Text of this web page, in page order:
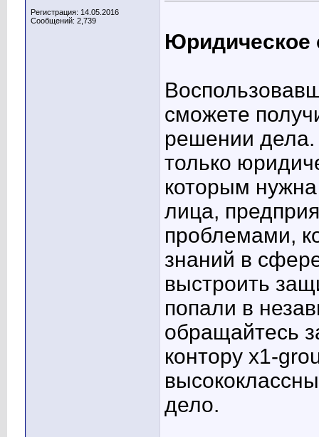
Регистрация: 14.05.2016
Сообщений: 2,739
Юридическое
сможете
решении дела.
только
которым
лица,
проблемами,
знаний в
выстроить
попали в
обращайтесь
контору x1-
дело.